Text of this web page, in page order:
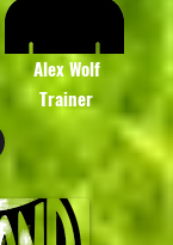
Alex Wolf
Trainer